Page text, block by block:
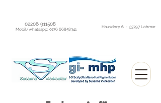
02206 911508
Mobil/whatsapp: 0176 66858341 Hausdorp 6 - 53797 Lohmar